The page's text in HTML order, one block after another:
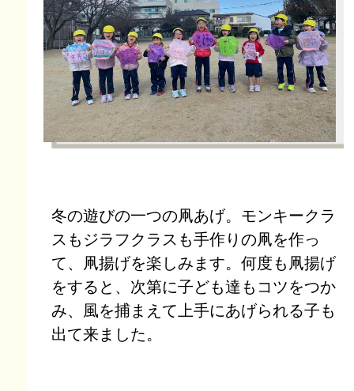
冬の遊びの一つの凧あげ。モンキークラ
スもジラフクラスも手作りの凧を作っ
て、凧揚げを楽しみます。何度も凧揚げ
をすると、次第に子ども達もコツをつか
み、風を捕まえて上手にあげられる子も
出て来ました。